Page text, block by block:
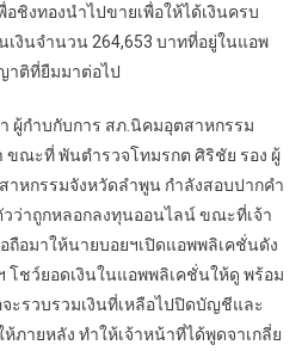
ชิงทองนำไปขายเพื่อให้ได้เงินครบ
งินจำนวน 264,653 บาทที่อยู่ในแอพ
าติที่ยืมมาต่อไป
ผู้กำบกับการ สภ.นิคมอุตสาหกรรม
ขณะที่ พันตำรวจโทมรกต ศิริชัย รอง ผู้
หกรรมจังหวัดลำพูน กำลังสอบปากคำ
วว่าถูกหลอกลงทุนออนไลน์ ขณะที่เจ้า
อมาให้นายบอยฯเปิดแอพพลิเคชั่นดัง
โชว์ยอดเงินในแอพพลิเคชั่นให้ดู พร้อม
ะรวบรวมเงินที่เหลือไปปิดบัญชีและ
ภายหลัง ทำให้เจ้าหน้าที่ได้พูดจาเกลี่ย